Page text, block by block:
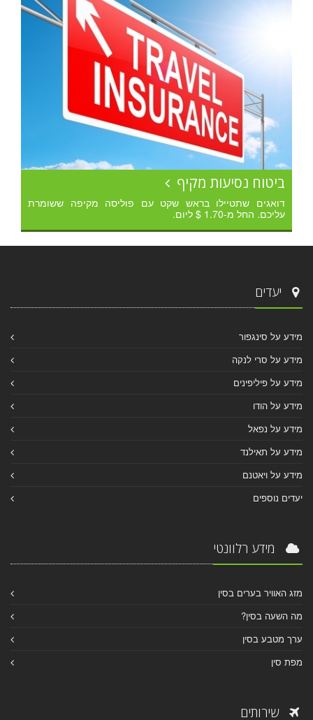
ביטוח נסיעות מקיף
דואגים שתטיילו בראש שקט עם פוליסה מקיפה ששומרת
עליכם. החל מ-1.70 $ ליום.
יעדים
מידע על סינגפור
מידע על סרי לנקה
מידע על פיליפינים
מידע על הודו
מידע על נפאל
מידע על תאילנד
מידע על ויאטנם
יעדים נוספים
מידע רלוונטי
מזג האוויר בערים בסין
מה השעה בסין?
ערך מטבע בסין
מפת סין
שירותים